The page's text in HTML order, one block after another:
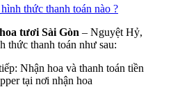
thức thanh toán nào ?
hoa tươi Sài Gòn – Nguyệt Hỷ,
thức thanh toán như sau:
Nhận hoa và thanh toán tiền
tại nơi nhận hoa